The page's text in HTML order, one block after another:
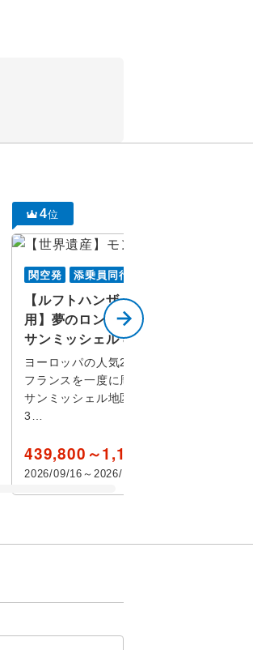
4位
関空発 添乗員同行
【ルフトハンザ ドイツ航空利
用】夢のロンドン・パリ・モン
サンミッシェル 8日間
ヨーロッパの人気2ヵ国イギリス・
フランスを一度に周遊♪4泊目はモン
サンミッシェル地区に宿泊（注2、
3…
439,800～1,179,800
2026/09/16～2026/10/17出発